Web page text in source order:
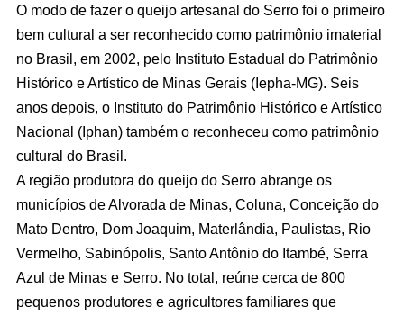
O modo de fazer o queijo artesanal do Serro foi o primeiro
bem cultural a ser reconhecido como patrimônio imaterial
no Brasil, em 2002, pelo Instituto Estadual do Patrimônio
Histórico e Artístico de Minas Gerais (Iepha-MG). Seis
anos depois, o Instituto do Patrimônio Histórico e Artístico
Nacional (Iphan) também o reconheceu como patrimônio
cultural do Brasil.
A região produtora do queijo do Serro abrange os
municípios de Alvorada de Minas, Coluna, Conceição do
Mato Dentro, Dom Joaquim, Materlândia, Paulistas, Rio
Vermelho, Sabinópolis, Santo Antônio do Itambé, Serra
Azul de Minas e Serro. No total, reúne cerca de 800
pequenos produtores e agricultores familiares que